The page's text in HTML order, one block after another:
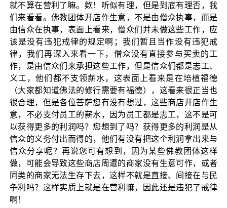
就不算在营利了嘛。欸！听似有理，但是到底有理否，我
们来看看。佛教团体开店作生意，不是由僧众执事，而是
由信众在执事，表面上看来，僧众们并未做这些工作，应
该是没有违犯戒律的规定啊；我们暂且当作没有违犯戒
律，我们再深入来看一下，僧众没有直接参与买卖的工
作，是由信众们来承担这些工作，但是信众们都是志工、
义工，他们都不支领薪水，这表面上看来是在培植福德
（大家都知道佛法的修行需要有福德），这看来很正当也
很合理，但是各位菩萨您有没有想过，这些商店开店作生
意，不必支付员工的薪水，因为员工都是志工，这不是可
以获得更多的利润吗？您想到了吗？获得更多的利润是从
信众的义务付出而得的，他们有没有把这个利润拿出来与
信众分享呢？再说您可有想到，因为某些佛教团体这样
做，可能会导致这些商店周遭的商家没有生意可作，或者
同类的商家无法生存下去，这样不就是直接、间接在与民
争利吗？这样实质上就是在营利嘛，因此还是违犯了戒律
啊！